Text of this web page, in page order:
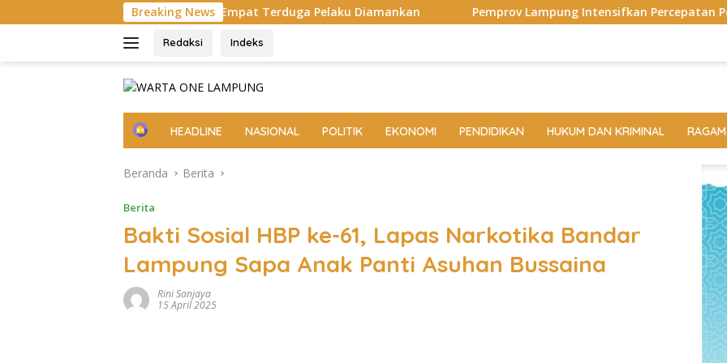
ke
Breaking News
Tengah, Empat Terduga Pelaku Diamankan Pemprov Lampung Intensifkan Percepatan Penanggulangan
Redaksi Indeks
H
e
HEADLINE NASIONAL POLITIK EKONOMI PENDIDIKAN HUKUM DAN KRIMINAL RAGAM
Beranda Berita
Berita
Bakti Sosial HBP ke-61, Lapas Narkotika Bandar
Lampung Sapa Anak Panti Asuhan Bussaina
Rini Sanjaya
15 April 2025